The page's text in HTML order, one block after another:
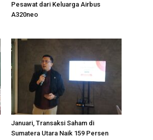
Pesawat dari Keluarga Airbus
A320neo
Januari, Transaksi Saham di
Sumatera Utara Naik 159 Persen